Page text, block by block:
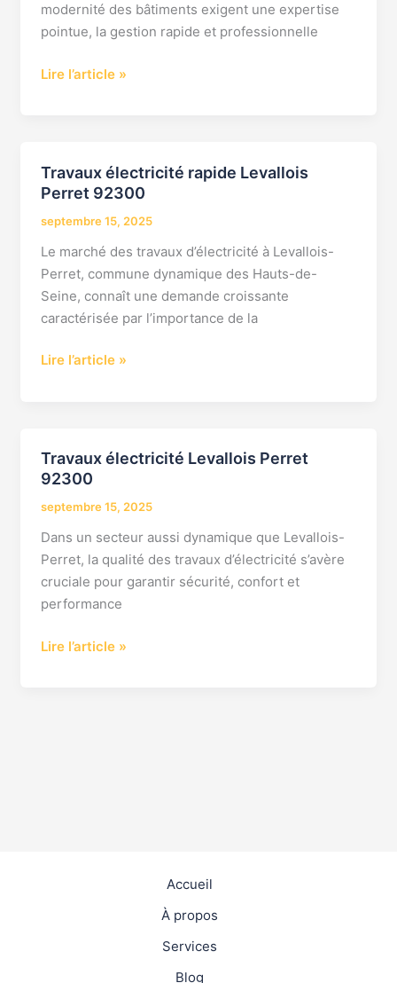
modernité des bâtiments exigent une expertise
pointue, la gestion rapide et professionnelle
Lire l’article »
Travaux électricité rapide Levallois
Perret 92300
septembre 15, 2025
Le marché des travaux d’électricité à Levallois-
Perret, commune dynamique des Hauts-de-
Seine, connaît une demande croissante
caractérisée par l’importance de la
Travaux
électricité
rapide
Perret
92300
Lire l’article »
Travaux électricité Levallois Perret
92300
septembre 15, 2025
Dans un secteur aussi dynamique que Levallois-
Perret, la qualité des travaux d’électricité s’avère
cruciale pour garantir sécurité, confort et
performance
Travaux
électricité
Levallois
92300
Lire l’article »
Accueil
À propos
Services
Blog